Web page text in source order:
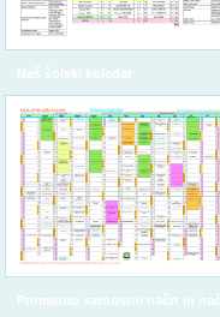
Naš šolski koledar
Prometno varnostni načrt in